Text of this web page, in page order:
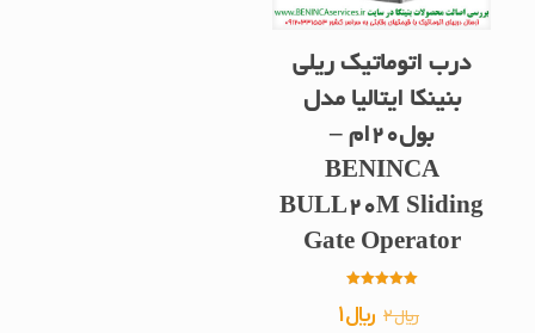
درب اتوماتیک ریلی
بنینکا ایتالیا مدل
بول20ام –
BENINCA
BULL20M Sliding
Gate Operator
5.00
از 5 ﷼2 قیمت
﷼1